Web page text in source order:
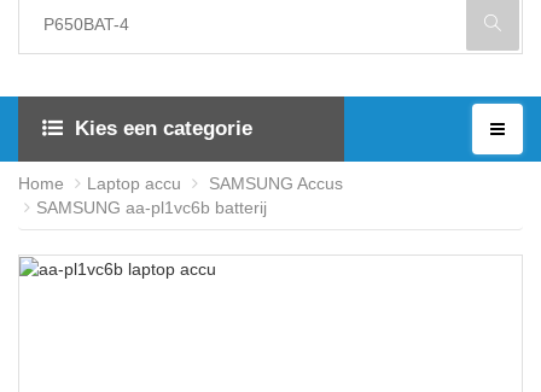
Kies een categorie
Home Laptop accu
SAMSUNG Accus
SAMSUNG aa-pl1vc6b batterij